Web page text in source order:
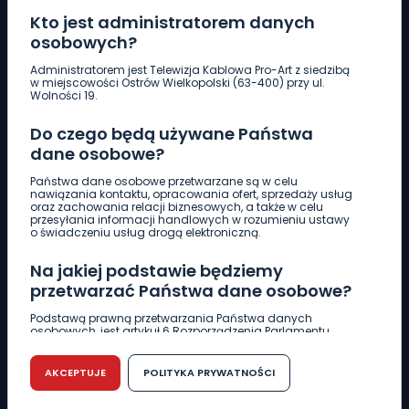
Kto jest administratorem danych
osobowych?
Administratorem jest Telewizja Kablowa Pro-Art z siedzibą
w miejscowości Ostrów Wielkopolski (63-400) przy ul.
Wolności 19.
Do czego będą używane Państwa
dane osobowe?
Państwa dane osobowe przetwarzane są w celu
nawiązania kontaktu, opracowania ofert, sprzedaży usług
oraz zachowania relacji biznesowych, a także w celu
przesyłania informacji handlowych w rozumieniu ustawy
o świadczeniu usług drogą elektroniczną.
Na jakiej podstawie będziemy
przetwarzać Państwa dane osobowe?
Podstawą prawną przetwarzania Państwa danych
osobowych, jest artykuł 6 Rozporządzenia Parlamentu
r. w sprawie ochrony osób fizycznych w związku z
przetwarzaniem danych osobowych w sprawie
swobodnego przepływu takich danych oraz uchylenia
dyrektywy 95/46/WE (RODO).
AKCEPTUJE POLITYKA PRYWATNOŚCI
Pobierz logotyp
661 997 997
REDAKCJA
62 735 22 22redakcja@wlkp24.info
DZIAŁ REKLAMY
62 735 01 85 reklama@wlkp24.info
WIADOMOŚCI
CIEKAWOSTKI